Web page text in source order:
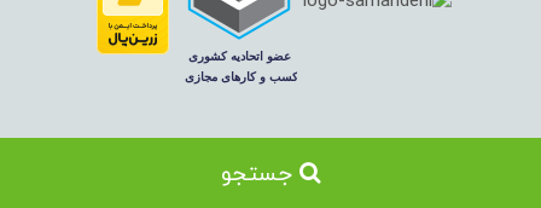
طراحی و سئو سایت توسطسایت‌ساز بساز